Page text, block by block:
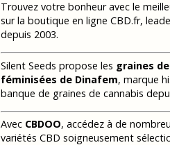
Trouvez votre bonheur avec le
sur la boutique en ligne CBD.fr,
depuis 2003.
Silent Seeds propose les graines
féminisées de Dinafem, marque
banque de graines de cannabis
Avec CBDOO, accédez à de
variétés CBD soigneusement